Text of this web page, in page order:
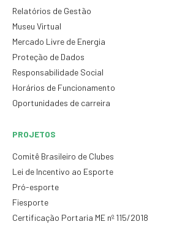
Relatórios de Gestão
Museu Virtual
Mercado Livre de Energia
Proteção de Dados
Responsabilidade Social
Horários de Funcionamento
Oportunidades de carreira
PROJETOS
Comitê Brasileiro de Clubes
Lei de Incentivo ao Esporte
Pró-esporte
Fiesporte
Certificação Portaria ME nº 115/2018